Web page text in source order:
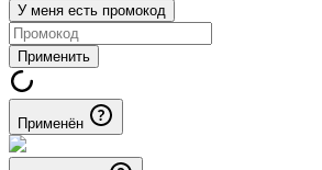
У меня есть промокод
Применить
Применён